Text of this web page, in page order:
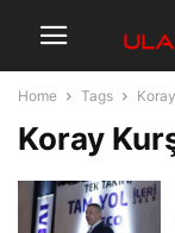
Home Tags
Koray